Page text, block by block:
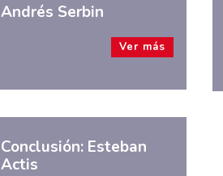
Andrés Serbin
Ver más
Conclusión: Esteban
Actis